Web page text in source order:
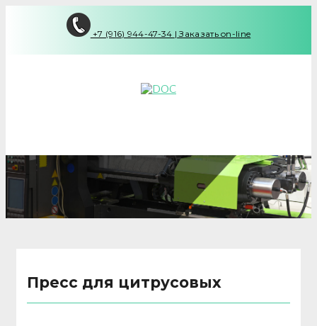
+7 (916) 944-47-34 | Заказать on-line
Пресс для цитрусовых